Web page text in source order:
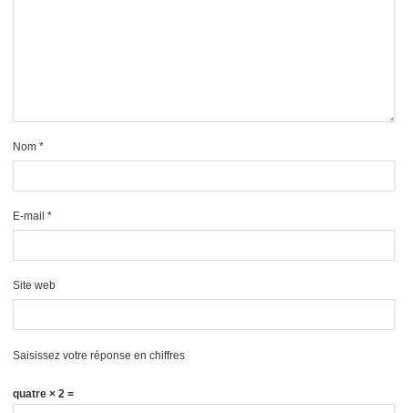
Nom *
E-mail *
Site web
Saisissez votre réponse en chiffres
quatre × 2 =